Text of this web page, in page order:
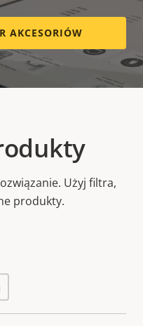
AKCESORIÓW
Użyj filtra,
produkty.